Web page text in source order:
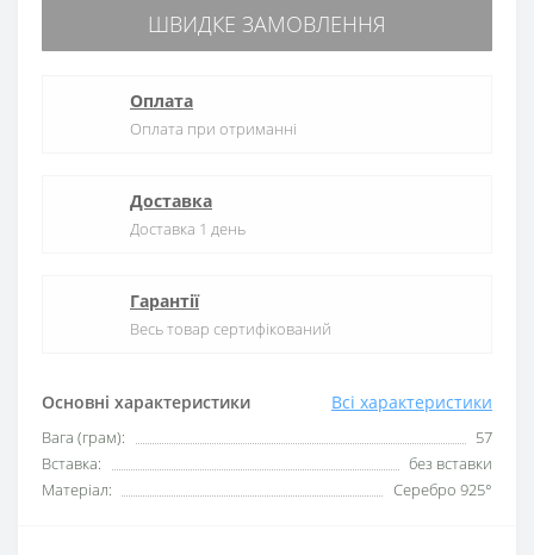
Основні характеристики Всі характеристики
Вага (грам):
57
Вставка:
без вставки
Матеріал:
Серебро 925°
ШВИДКЕ ЗАМОВЛЕННЯ
Оплата
Оплата при отриманні
Доставка
Доставка 1 день
Гарантії
Весь товар сертифікований